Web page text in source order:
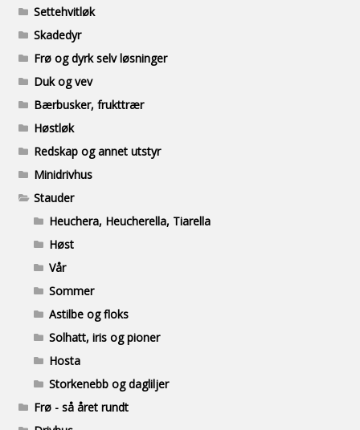
Settehvitløk
Skadedyr
Frø og dyrk selv løsninger
Duk og vev
Bærbusker, frukttrær
Høstløk
Redskap og annet utstyr
Minidrivhus
Stauder
Heuchera, Heucherella, Tiarella
Høst
Vår
Sommer
Astilbe og floks
Solhatt, iris og pioner
Hosta
Storkenebb og dagliljer
Frø - så året rundt